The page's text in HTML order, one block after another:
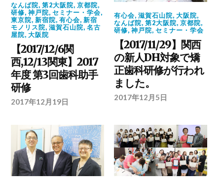
なんば院,第2大阪院,京都院,
研修,神戸院,セミナー・学会,
東京院,新宿院,有心会,新宿
モノリス院,滋賀石山院,名古
屋院,大阪院
【2017/12/6関
西,12/13関東】2017
年度 第3回歯科助手
研修
2017年12月19日
有心会,滋賀石山院,大阪院,
なんば院,第2大阪院,京都院,
研修,神戸院,セミナー・学会
【2017/11/29】関西
の新人DH対象で矯
正歯科研修が行われ
ました。
2017年12月5日